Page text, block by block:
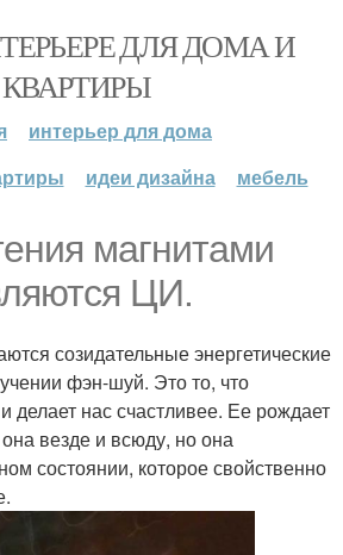
ДЛЯ ДОМА И
КВАРТИРЫ
интерьер для дома
идеи дизайна мебель
магнитами
ЦИ.
созидательные энергетические
фэн-шуй. Это то, что
делает нас счастливее. Ее рождает
везде и всюду, но она
состоянии, которое свойственно